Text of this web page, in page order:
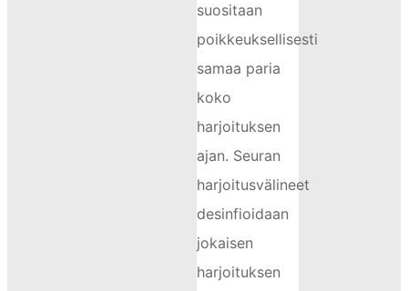
suositaan
poikkeuksellisesti
samaa paria
koko
harjoituksen
ajan. Seuran
harjoitusvälineet
desinfioidaan
jokaisen
harjoituksen